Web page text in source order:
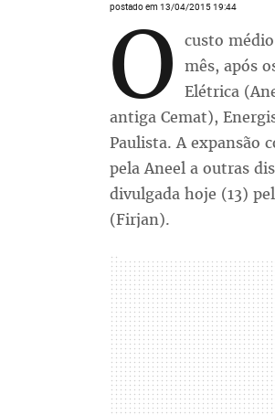
postado em 13/04/2015 19:44
O custo
mês, após
Elétrica
antiga Cemat),
Paulista. A expansão
pela Aneel a outras
divulgada hoje (13)
(Firjan).